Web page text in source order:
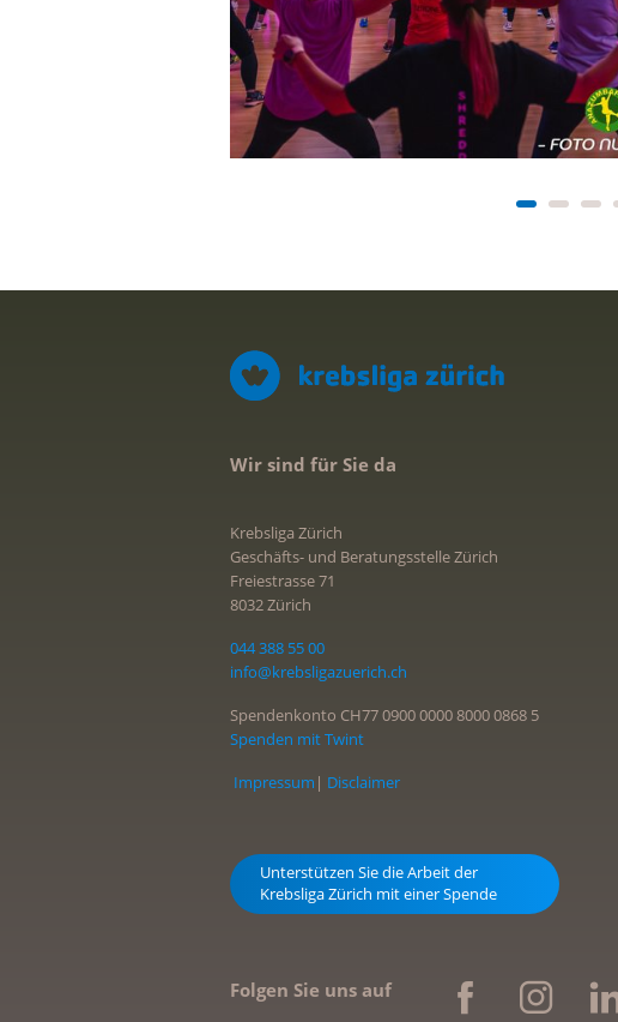
Wir sind für Sie da
Krebsliga Zürich
Geschäfts- und Beratungsstelle Zürich
Freiestrasse 71
8032 Zürich
044 388 55 00
info@krebsligazuerich.ch
Spendenkonto CH77 0900 0000 8000 0868 5
Spenden mit Twint
Impressum | Disclaimer
Unterstützen Sie die Arbeit der
Krebsliga Zürich mit einer Spende
Folgen Sie uns auf